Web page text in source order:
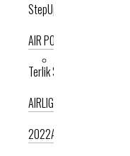
StepUp
AIR PODPLAT
Terlik Sabo
AIRLIGHT PODPLAT II. NOVI
2022AIRLIGHT PODPLAT